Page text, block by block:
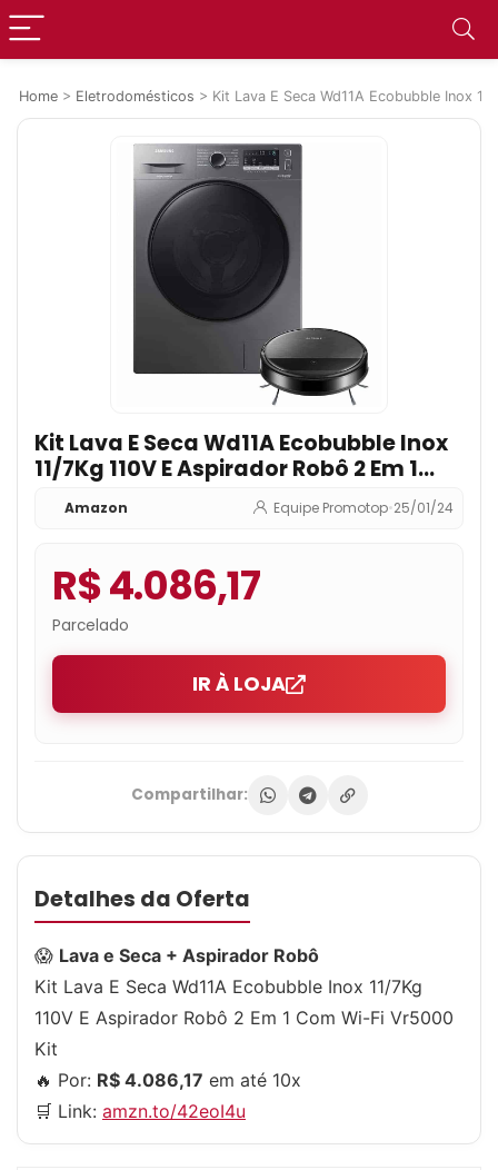
Home > Eletrodomésticos > Kit Lava E Seca Wd11A Ecobubble Inox
Kit Lava E Seca Wd11A Ecobubble Inox
11/7Kg 110V E Aspirador Robô 2 Em 1
Com Wi-Fi Vr5000 Kit
Amazon Equipe Promotop•25/01/24
R$ 4.086,17
Parcelado
IR À LOJA
Compartilhar:
Detalhes da Oferta
😱 Lava e Seca + Aspirador Robô
Kit Lava E Seca Wd11A Ecobubble Inox 11/7Kg
110V E Aspirador Robô 2 Em 1 Com Wi-Fi Vr5000
Kit
🔥 Por: R$ 4.086,17 em até 10x
🛒 Link: amzn.to/42eoI4u